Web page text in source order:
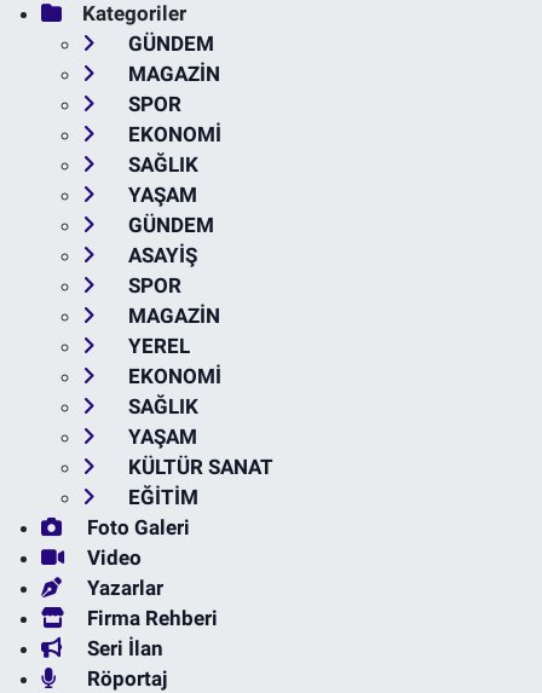
Kategoriler
GÜNDEM
MAGAZİN
SPOR
EKONOMİ
SAĞLIK
YAŞAM
GÜNDEM
ASAYİŞ
SPOR
MAGAZİN
YEREL
EKONOMİ
SAĞLIK
YAŞAM
KÜLTÜR SANAT
EĞİTİM
Foto Galeri
Video
Yazarlar
Firma Rehberi
Seri İlan
Röportaj